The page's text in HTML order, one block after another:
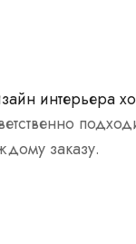
интерьера
заказу.